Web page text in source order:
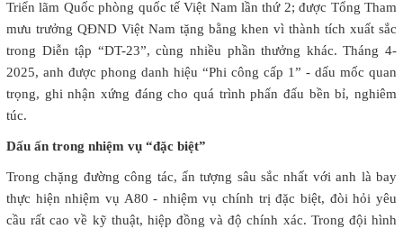
Triển lãm Quốc phòng quốc tế Việt Nam lần thứ 2; được Tổng Tham
mưu trưởng QĐND Việt Nam tặng bằng khen vì thành tích xuất sắc
trong Diễn tập “DT-23”, cùng nhiều phần thưởng khác. Tháng 4-
2025, anh được phong danh hiệu “Phi công cấp 1” - dấu mốc quan
trọng, ghi nhận xứng đáng cho quá trình phấn đấu bền bỉ, nghiêm
túc.
Dấu ấn trong nhiệm vụ “đặc biệt”
Trong chặng đường công tác, ấn tượng sâu sắc nhất với anh là bay
thực hiện nhiệm vụ A80 - nhiệm vụ chính trị đặc biệt, đòi hỏi yêu
cầu rất cao về kỹ thuật, hiệp đồng và độ chính xác. Trong đội hình